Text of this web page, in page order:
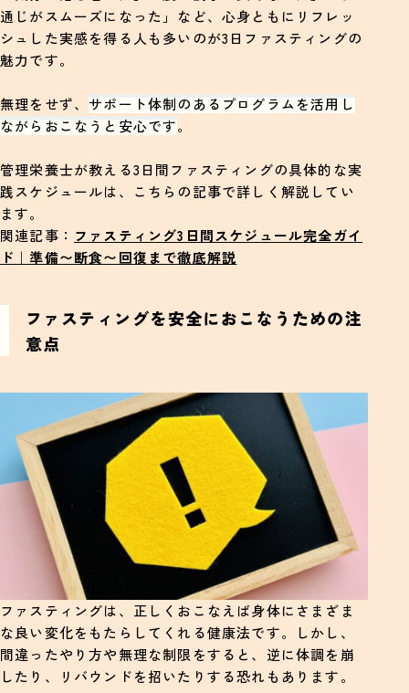
通じがスムーズになった」など、心身ともにリフレッ
シュした実感を得る人も多いのが3日ファスティングの
魅力です。
無理をせず、 サポート体制のあるプログラムを活用し
ながらおこなうと安心です。
管理栄養士が教える3日間ファスティングの具体的な実
践スケジュールは、こちらの記事で詳しく解説してい
ます。
関連記事： ファスティング3日間スケジュール完全ガイ
ド｜準備〜断食〜回復まで徹底解説
ファスティングを安全におこなうための注
意点
ファスティングは、正しくおこなえば身体にさまざま
な良い変化をもたらしてくれる健康法です。しかし、
間違ったやり方や無理な制限をすると、逆に体調を崩
したり、リバウンドを招いたりする恐れもあります。